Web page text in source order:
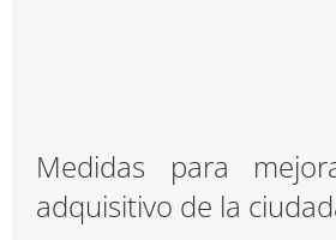
Medidas para
adquisitivo de la